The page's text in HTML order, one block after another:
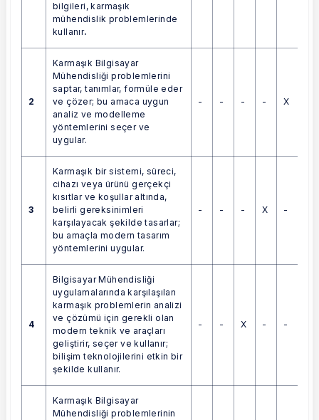
bilgileri, karmaşık
mühendislik problemlerinde
kullanır.
2
Karmaşık Bilgisayar
Mühendisliği problemlerini
saptar, tanımlar, formüle eder
ve çözer; bu amaca uygun
analiz ve modelleme
yöntemlerini seçer ve
uygular.
- - - - X
3
Karmaşık bir sistemi, süreci,
cihazı veya ürünü gerçekçi
kısıtlar ve koşullar altında,
belirli gereksinimleri
karşılayacak şekilde tasarlar;
bu amaçla modern tasarım
yöntemlerini uygular.
- - - X -
4
Bilgisayar Mühendisliği
uygulamalarında karşılaşılan
karmaşık problemlerin analizi
ve çözümü için gerekli olan
modern teknik ve araçları
geliştirir, seçer ve kullanır;
bilişim teknolojilerini etkin bir
şekilde kullanır.
- - X - -
Karmaşık Bilgisayar
Mühendisliği problemlerinin